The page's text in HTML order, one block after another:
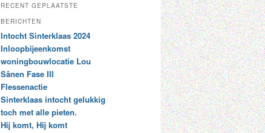
e
e
n
b
e
a
a
l
d
k
i
n
h
t
a
r
c
h
i
RECENT GEPLAATSTE
BERICHTEN
Intocht Sinterklaas 2024
Inloopbijeenkomst
woningbouwlocatie Lou
Sânen Fase III
Flessenactie
Sinterklaas intocht gelukkig
toch met alle pieten.
Hij komt, Hij komt